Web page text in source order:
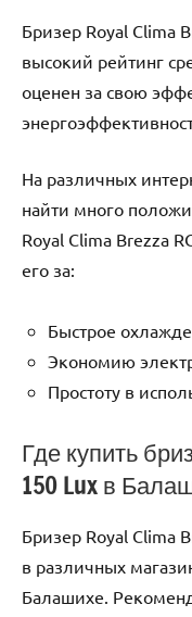
Бризер Royal Clima
высокий рейтинг
оценен за свою
На различных
найти много
Royal Clima Brezza
его за:
Быстрое
Экономию
Простоту в
Где купить
150 Lux в
Бризер Royal Clima
в различных
Балашихе.